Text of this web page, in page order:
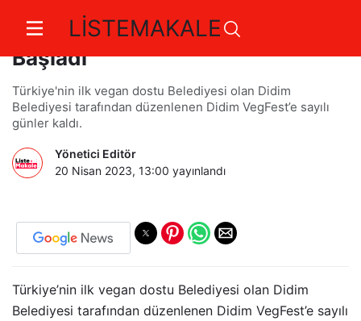
LİSTEMAKALE
Didim'de Vegfest Heyecanı
Başladı
Türkiye'nin ilk vegan dostu Belediyesi olan Didim
Belediyesi tarafından düzenlenen Didim VegFest’e sayılı
günler kaldı.
Yönetici Editör
20 Nisan 2023, 13:00 yayınlandı
Türkiye’nin ilk vegan dostu Belediyesi olan Didim
Belediyesi tarafından düzenlenen Didim VegFest’e sayılı